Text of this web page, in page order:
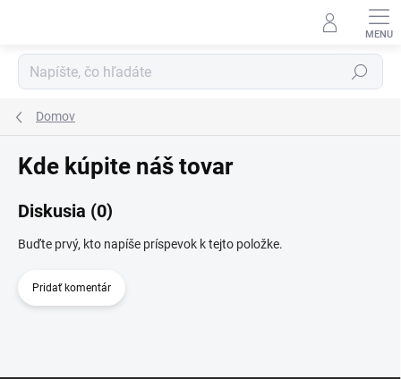
Hľadať
Domov
Kde kúpite náš tovar
Diskusia (0)
Buďte prvý, kto napíše príspevok k tejto položke.
Pridať komentár